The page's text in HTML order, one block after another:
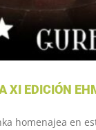
XI EDICIÓN
homenajea en